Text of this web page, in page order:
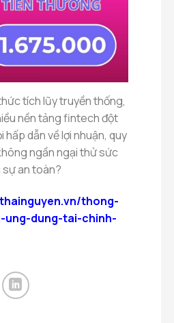
tích lũy truyền thống,
nền tảng fintech đột
dẫn về lợi nhuận, quy
ngần ngại thử sức
sự an toàn?
thong-
ung-dung-tai-chinh-